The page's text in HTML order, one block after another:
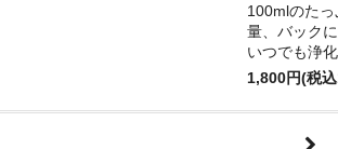
100mlのた
量、バック
いつでも浄
1,800円(税